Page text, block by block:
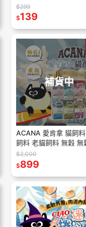
膨潤土貓砂 原味 玫瑰
力
$299
$139
補貨中
ACANA 愛肯拿 貓飼
飼料 老貓飼料 無穀 無
料 低GI 1.8kg 4.5kg 挑
室內貓
$2,000
$899